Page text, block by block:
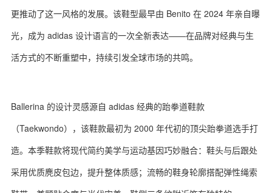
更推动了这一风格的发展。该鞋型最早由 Benito 在 2024 年亲自曝
光，成为 adidas 设计语言的一次全新表达——在品牌对经典与生
活方式的不断重塑中，持续引发全球市场的共鸣。
Ballerina 的设计灵感源自 adidas 经典的跆拳道鞋款
（Taekwondo），该鞋款最初为 2000 年代初的顶尖跆拳道选手打
造。本季鞋款将现代简约美学与运动基因巧妙融合：鞋头与后跟处
采用优质麂皮包边，提升整体质感；流畅的鞋身轮廓搭配弹性绳索